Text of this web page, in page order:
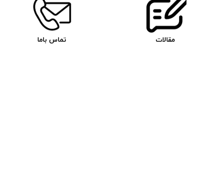
مقالات تماس باما